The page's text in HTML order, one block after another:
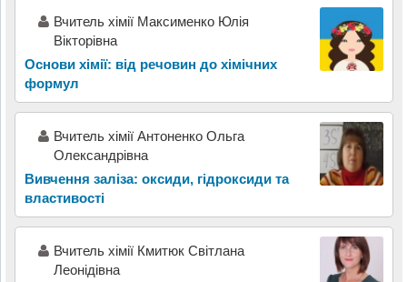
Вчитель хімії Максименко Юлія
Вікторівна
Основи хімії: від речовин до хімічних
формул
Вчитель хімії Антоненко Ольга
Олександрівна
Вивчення заліза: оксиди, гідроксиди та
властивості
Вчитель хімії Кмитюк Світлана
Леонідівна